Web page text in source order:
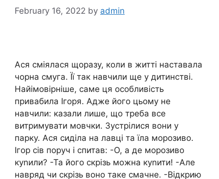
February 16, 2022 by admin
Ася сміялася щоразу, коли в житті наставала
чорна смуга. Її так навчили ще у дитинстві.
Найімовірніше, саме ця особливість
привабила Ігоря. Адже його цьому не
навчили: казали лише, що треба все
витримувати мовчки. Зустрілися вони у
парку. Ася сиділа на лавці та їла морозиво.
Ігор сів поруч і спитав: -О, а де морозиво
куnили? -Та його скрізь можна куnити! -Але
навряд чи скрізь воно таке смачне. -Відкрию